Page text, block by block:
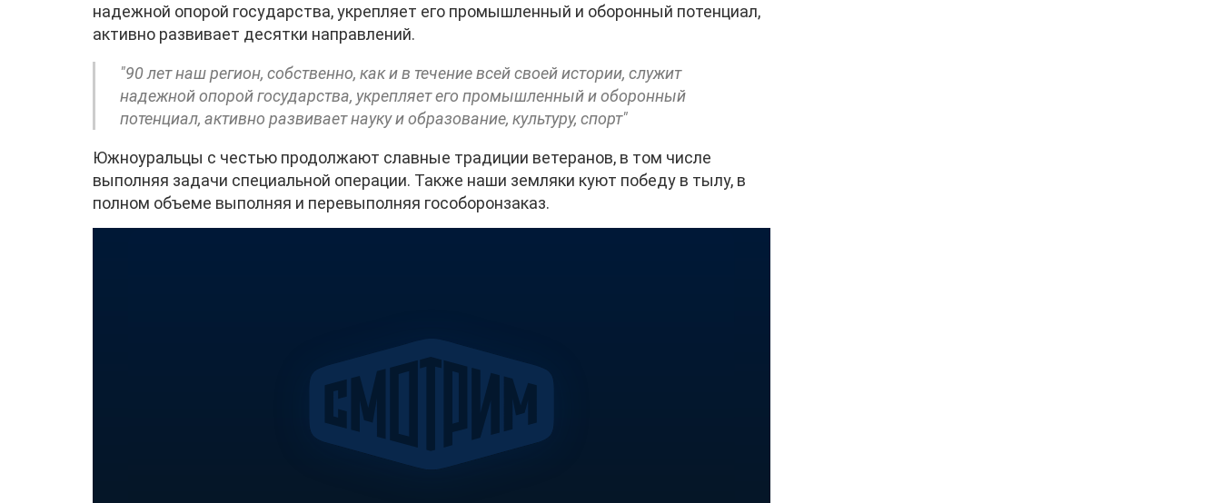
надежной опорой государства, укрепляет его промышленный и оборонный потенциал,
активно развивает десятки направлений.
"90 лет наш регион, собственно, как и в течение всей своей истории, служит
надежной опорой государства, укрепляет его промышленный и оборонный
потенциал, активно развивает науку и образование, культуру, спорт"
Южноуральцы с честью продолжают славные традиции ветеранов, в том числе
выполняя задачи специальной операции. Также наши земляки куют победу в тылу, в
полном объеме выполняя и перевыполняя гособоронзаказ.